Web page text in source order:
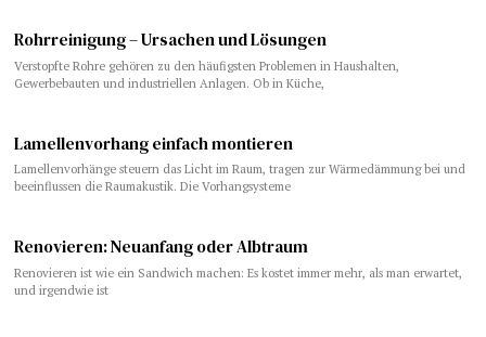
Rohrreinigung – Ursachen und Lösungen
Verstopfte Rohre gehören zu den häufigsten Problemen in Haushalten,
Gewerbebauten und industriellen Anlagen. Ob in Küche,
Lamellenvorhang einfach montieren
Lamellenvorhänge steuern das Licht im Raum, tragen zur Wärmedämmung bei und
beeinflussen die Raumakustik. Die Vorhangsysteme
​​Renovieren: Neuanfang oder Albtraum
Renovieren ist wie ein Sandwich machen: Es kostet immer mehr, als man erwartet,
und irgendwie ist